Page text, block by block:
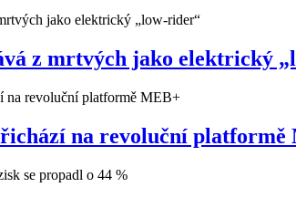
z mrtvých jako elektrický
na revoluční platformě